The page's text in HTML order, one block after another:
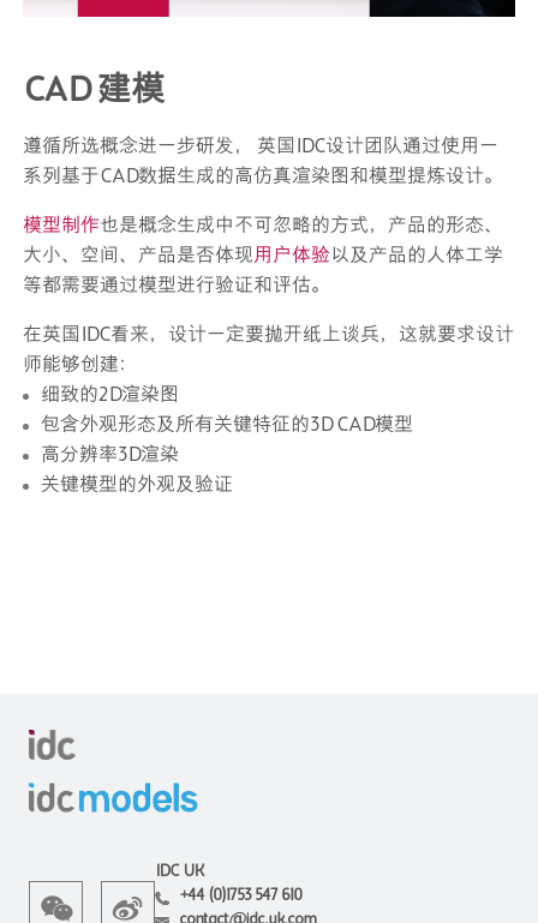
CAD 建模
遵循所选概念进一步研发， 英国IDC设计团队通过使用一
系列基于CAD数据生成的高仿真渲染图和模型提炼设计。
模型制作也是概念生成中不可忽略的方式，产品的形态、
大小、空间、产品是否体现用户体验以及产品的人体工学
等都需要通过模型进行验证和评估。
在英国IDC看来，设计一定要抛开纸上谈兵，这就要求设计
师能够创建：
细致的2D渲染图
包含外观形态及所有关键特征的3D CAD模型
高分辨率3D渲染
关键模型的外观及验证
IDC UK
+44 (0)1753 547 610
contact@idc.uk.com